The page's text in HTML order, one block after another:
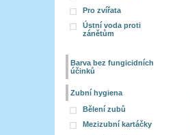
Pro zvířata
Ústní voda proti
zánětům
Barva bez fungicidních
účinků
Zubní hygiena
Bělení zubů
Mezizubní kartáčky